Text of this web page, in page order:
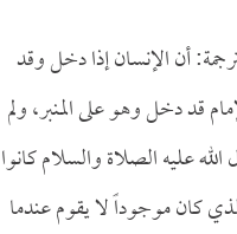
أن الإنسان إذا دخل وقد
قد دخل وهو على المنبر، ولم
عليه الصلاة والسلام كانوا
كان موجوداً لا يقوم عندما